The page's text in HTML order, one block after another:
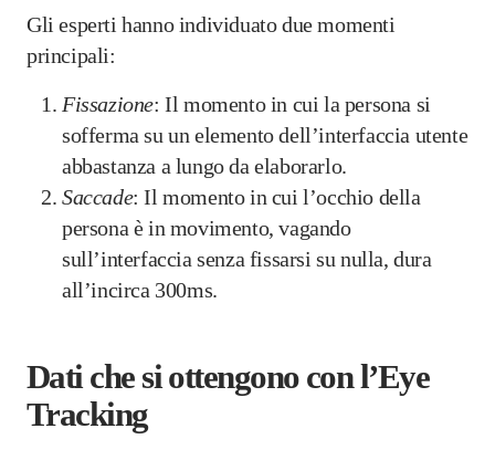
Gli esperti hanno individuato due momenti
principali:
Fissazione: Il momento in cui la persona si
sofferma su un elemento dell’interfaccia utente
abbastanza a lungo da elaborarlo.
Saccade: Il momento in cui l’occhio della
persona è in movimento, vagando
sull’interfaccia senza fissarsi su nulla, dura
all’incirca 300ms.
Dati che si ottengono con l’Eye
Tracking